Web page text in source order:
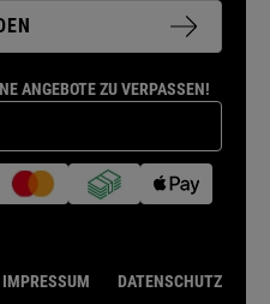
ANGEBOTE ZU VERPASSEN!
IMPRESSUM DATENSCHUTZ